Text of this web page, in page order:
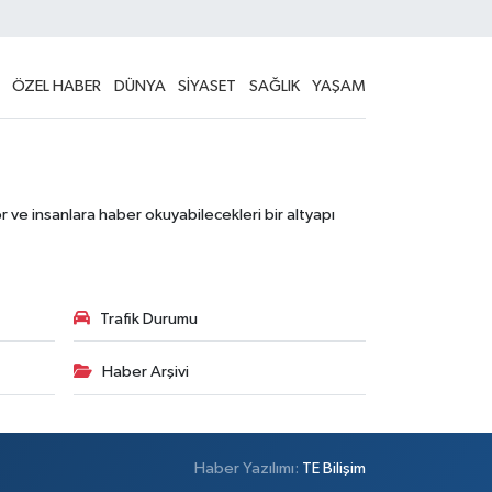
ÖZEL HABER DÜNYA SİYASET SAĞLIK YAŞAM
ve insanlara haber okuyabilecekleri bir altyapı
Trafik Durumu
Haber Arşivi
Haber Yazılımı: TE Bilişim